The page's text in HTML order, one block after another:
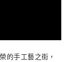
的手工藝之街，